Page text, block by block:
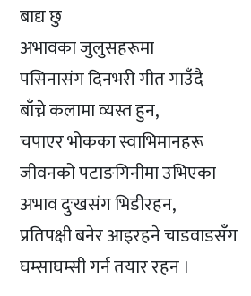
बाद्य छु
अभावका जुलुसहरूमा
पसिनासंग दिनभरी गीत गाउँदै
बाँच्ने कलामा व्यस्त हुन,
चपाएर भोकका स्वाभिमानहरू
जीवनको पटाङगिनीमा उभिएका
अभाव दुःखसंग भिडीरहन,
प्रतिपक्षी बनेर आइरहने चाडवाडसँग
घम्साघम्सी गर्न तयार रहन ।